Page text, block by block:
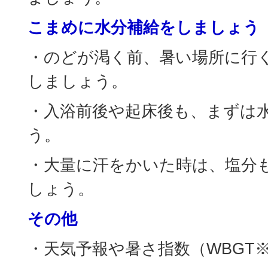
こまめに水分補給をしましょう
・のどが渇く前、暑い場所に行
しましょう。
・入浴前後や起床後も、まずは
う。
・大量に汗をかいた時は、塩分
しょう。
その他
・天気予報や暑さ指数（